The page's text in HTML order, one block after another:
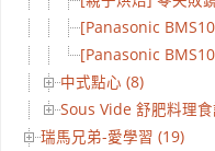
[Panasonic
[Panasonic
中式點心 (8)
Sous Vide 舒肥料理食
瑞馬兄弟-愛學習 (19)